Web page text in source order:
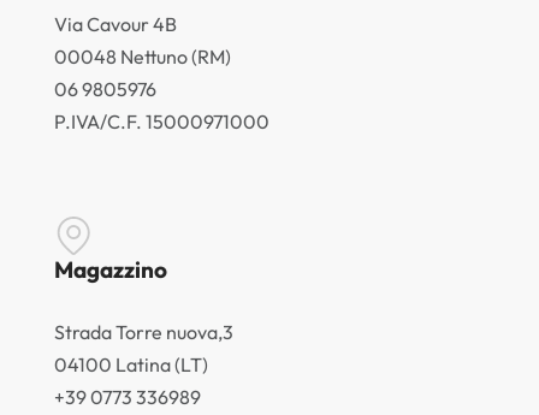
Via Cavour 4B
00048 Nettuno (RM)
06 9805976
P.IVA/C.F. 15000971000
Magazzino
Strada Torre nuova,3
04100 Latina (LT)
+39 0773 336989